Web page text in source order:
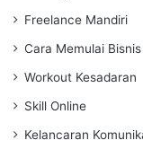
Freelance Mandiri
Cara Memulai
Workout Kesadaran
Skill Online
Kelancaran